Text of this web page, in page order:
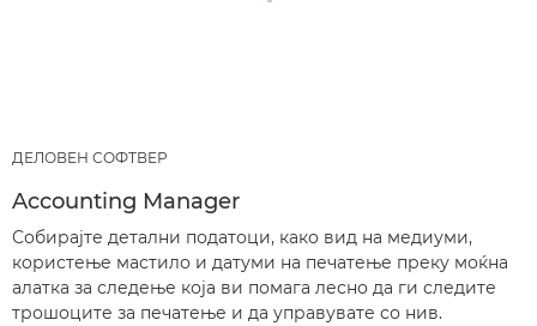
ДЕЛОВЕН СОФТВЕР
Accounting Manager
Собирајте детални податоци, како вид на медиуми,
користење мастило и датуми на печатење преку моќна
алатка за следење која ви помага лесно да ги следите
трошоците за печатење и да управувате со нив.